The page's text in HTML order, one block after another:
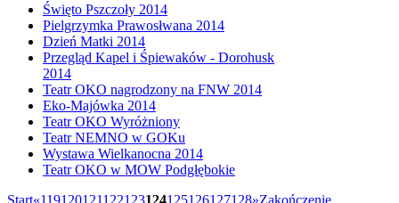
Święto Pszczoły 2014
Pielgrzymka Prawosłwana 2014
Dzień Matki 2014
Przegląd Kapel i Śpiewaków - Dorohusk
2014
Teatr OKO nagrodzony na FNW 2014
Eko-Majówka 2014
Teatr OKO Wyróżniony
Teatr NEMNO w GOKu
Wystawa Wielkanocna 2014
Teatr OKO w MOW Podgłębokie
Start«119120121122123124125126127128»Zakończenie